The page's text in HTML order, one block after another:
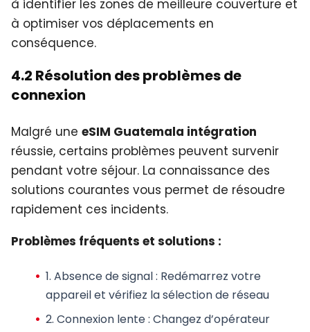
à identifier les zones de meilleure couverture et
à optimiser vos déplacements en
conséquence.
4.2 Résolution des problèmes de
connexion
Malgré une eSIM Guatemala intégration
réussie, certains problèmes peuvent survenir
pendant votre séjour. La connaissance des
solutions courantes vous permet de résoudre
rapidement ces incidents.
Problèmes fréquents et solutions :
1. Absence de signal: Redémarrez votre
appareil et vérifiez la sélection de réseau
2. Connexion lente: Changez d’opérateur